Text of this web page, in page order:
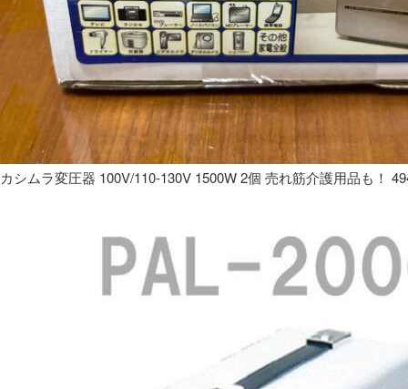
カシムラ変圧器 100V/110-130V 1500W 2個 売れ筋介護用品も！